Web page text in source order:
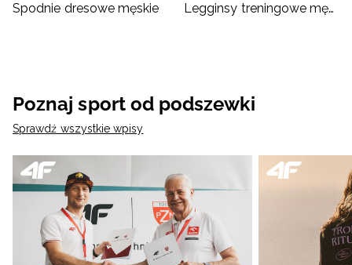
Spodnie dresowe męskie
Legginsy treningowe męskie
Poznaj sport od podszewki
Sprawdź wszystkie wpisy